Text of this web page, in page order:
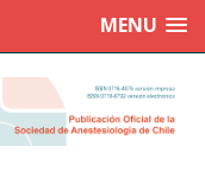
MENU